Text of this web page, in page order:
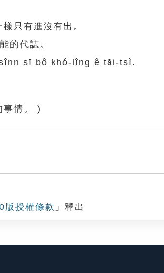
只有進沒有出。
的代誌。
sī bô khó-lîng ê tāi-tsì.
事情。 )
版授權條款 」釋出